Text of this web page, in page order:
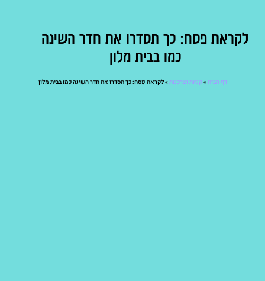
לקראת פסח: כך תסדרו את חדר השינה
כמו בבית מלון
דף הבית»קניות וצרכנות»לקראת פסח: כך תסדרו את חדר השינה כמו בבית מלון